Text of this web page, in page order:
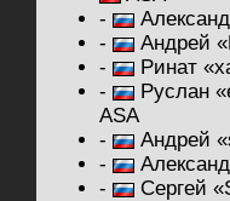
-
-
Андрей
-
Ринат
-
Руслан
ASA
-
Андрей
-
-
Сергей